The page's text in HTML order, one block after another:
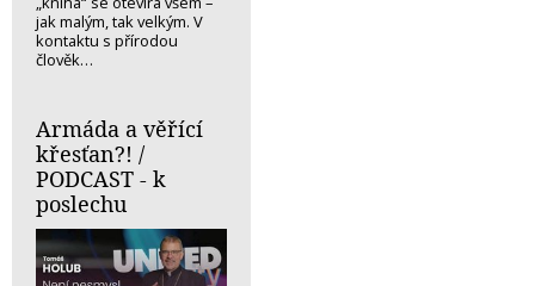
jak malým, tak velkým. V
kontaktu s přírodou
člověk…
Armáda a věřící
křesťan?! /
PODCAST - k
poslechu